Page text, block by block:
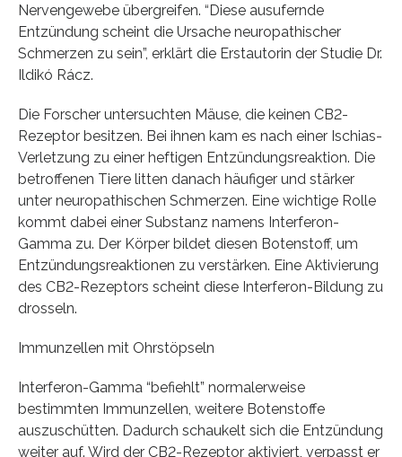
Nervengewebe übergreifen. “Diese ausufernde
Entzündung scheint die Ursache neuropathischer
Schmerzen zu sein”, erklärt die Erstautorin der Studie Dr.
Ildikó Rácz.
Die Forscher untersuchten Mäuse, die keinen CB2-
Rezeptor besitzen. Bei ihnen kam es nach einer Ischias-
Verletzung zu einer heftigen Entzündungsreaktion. Die
betroffenen Tiere litten danach häufiger und stärker
unter neuropathischen Schmerzen. Eine wichtige Rolle
kommt dabei einer Substanz namens Interferon-
Gamma zu. Der Körper bildet diesen Botenstoff, um
Entzündungsreaktionen zu verstärken. Eine Aktivierung
des CB2-Rezeptors scheint diese Interferon-Bildung zu
drosseln.
Immunzellen mit Ohrstöpseln
Interferon-Gamma “befiehlt” normalerweise
bestimmten Immunzellen, weitere Botenstoffe
auszuschütten. Dadurch schaukelt sich die Entzündung
weiter auf. Wird der CB2-Rezeptor aktiviert, verpasst er